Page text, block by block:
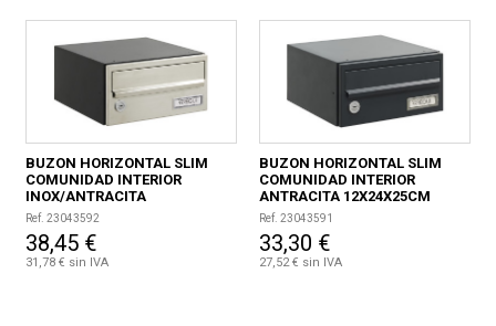
BUZON HORIZONTAL SLIM
COMUNIDAD INTERIOR
INOX/ANTRACITA
12X24X25CM
Ref. 23043592
38,45 €
31,78 € sin IVA
BUZON HORIZONTAL SLIM
COMUNIDAD INTERIOR
ANTRACITA 12X24X25CM
Ref. 23043591
33,30 €
27,52 € sin IVA